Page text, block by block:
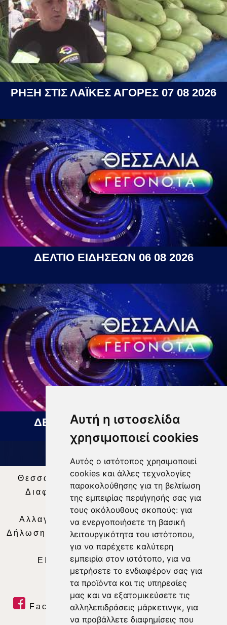
Αυτή η ιστοσελίδα
χρησιμοποιεί cookies
Αυτός ο ιστότοπος χρησιμοποιεί
cookies και άλλες τεχνολογίες
παρακολούθησης για τη βελτίωση
της εμπειρίας περιήγησής σας για
τους ακόλουθους σκοπούς: για
να ενεργοποιήσετε τη βασική
λειτουργικότητα του ιστότοπου,
για να παρέχετε καλύτερη
εμπειρία στον ιστότοπο, για να
μετρήσετε το ενδιαφέρον σας για
τα προϊόντα και τις υπηρεσίες
μας και να εξατομικεύσετε τις
αλληλεπιδράσεις μάρκετινγκ, για
να προβάλλετε διαφημίσεις που
ΡΗΞΗ ΣΤΙΣ ΛΑΪΚΕΣ ΑΓΟΡΕΣ 07 08 2026
ΔΕΛΤΙΟ ΕΙΔΗΣΕΩΝ 06 08 2026
ΔΕΛΤΙΟ ΕΙΔΗΣΕΩΝ 07 08 2026
Θεσσαλία Τηλεόραση|SNG Services
Διαφήμιση | Όροι Χρήσης |Δήλωση
Απορρήτου |
Περιεχόμενο
Αλλαγή Προτιμήσεων για τα Cookies
Δήλωση συμμόρφωσης με τη σύσταση (ΕΕ)
2018/334|Ταυτότητα
ΕΝΗΜΕΡΩΣΗ |WEB TV| LIVE
Facebook| Twitter | Youtube
RSS Feed